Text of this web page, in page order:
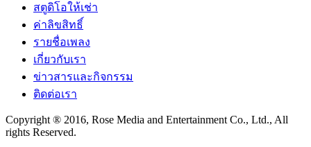
สตูดิโอให้เช่า
ค่าลิขสิทธิ์
รายชื่อเพลง
เกี่ยวกับเรา
ข่าวสารและกิจกรรม
ติดต่อเรา
Copyright ® 2016, Rose Media and Entertainment Co., Ltd., All
rights Reserved.